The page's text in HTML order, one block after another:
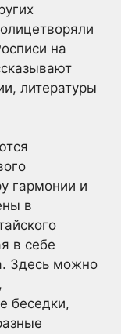
на
литературы
гармонии и
в
в себе
Здесь можно
беседки,